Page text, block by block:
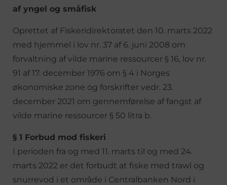
af yngel og småfisk
Oprettet af Fiskeridirektoratet den 10. marts 2022
med hjemmel i lov nr. 37 af 6. juni 2008 om
forvaltning af vilde marine ressourcer § 16, lov nr.
91 af 17. december 1976 om § 4 i Norges
økonomiske zone og forskrifter vedr. 23.
december 2021 om gennemførelse af fangst af
vilde marine ressourcer § 50 litra b.
§ 1 Forbud mod fiskeri
I perioden fra og med 11. marts til og med 24.
marts 2022 er det forbudt at fiske med trawl og
snurrevod i et område i Centralbanken Nord i